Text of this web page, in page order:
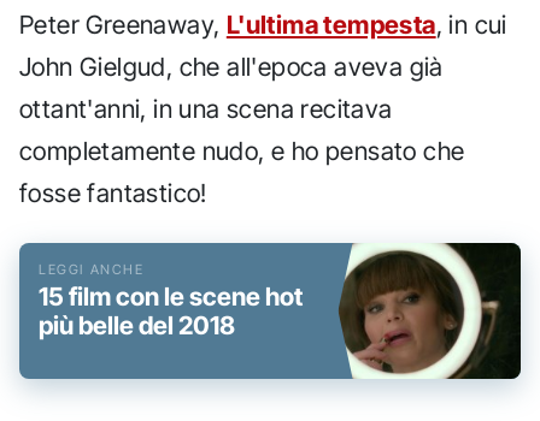
Peter Greenaway, L'ultima tempesta, in cui
John Gielgud, che all'epoca aveva già
ottant'anni, in una scena recitava
completamente nudo, e ho pensato che
fosse fantastico!
15 film con le scene hot
più belle del 2018